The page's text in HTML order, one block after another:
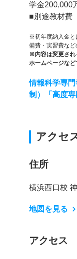
学金200,000
■別途教材費
※初年度納入金と
備費・実習費など
※内容は変更され
ホームページなど
情報科学専
制）「高度
アクセ
住所
横浜西口校
地図を見る
アクセス